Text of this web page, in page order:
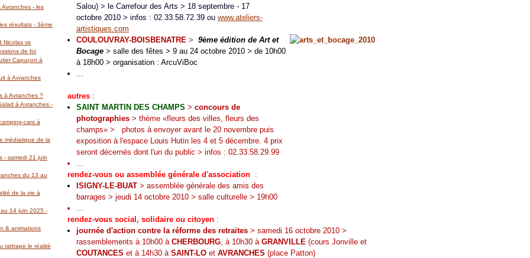
- les
résultats - 3ème
Nicolas vs
de foi
Capuçon à
à Avranches
à Avranches ?
à Avranches -
cars à
médiatique de la
- samedi 21 juin
du 13 au
de la vie à
14 juin 2025 -
& animations
rattrape le réalité
Salou) > le Carrefour des Arts > 18 septembre - 17
octobre 2010 > infos : 02.33.58.72.39 ou www.ateliers-
artistiques.com
COULOUVRAY-BOISBENATRE > 9ème édition de Art et
Bocage > salle des fêtes > 9 au 24 octobre 2010 > de 10h00
à 18h00 > organisation : ArcuViBoc
...
autres :
SAINT MARTIN DES CHAMPS > concours de
photographies > thème «fleurs des villes, fleurs des
champs» >
photos à envoyer avant le 20 novembre puis
exposition à l'espace Louis Hutin les 4 et 5 décembre. 4 prix
seront décernés dont l'un du public > infos : 02.33.58.29.99
...
rendez-vous ou assemblée générale d'association :
ISIGNY-LE-BUAT > assemblée générale des amis des
barrages > jeudi 14 octobre 2010 > salle culturelle > 19h00
...
rendez-vous social, solidaire ou citoyen :
journée d'action contre la réforme des retraites > samedi 16 octobre 2010 >
rassemblements à 10h00 à CHERBOURG, à 10h30 à GRANVILLE (cours Jonville et
COUTANCES et à 14h30 à SAINT-LO et AVRANCHES (place Patton)